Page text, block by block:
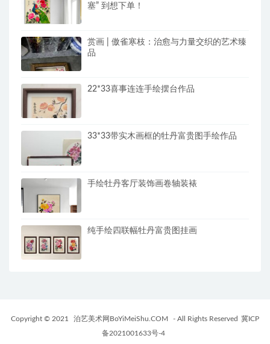
塞” 到想下单！
赏画 | 傲雀寒枝：治愈与力量交织的艺术臻
品
22*33喜事连连手绘摆台作品
33*33带实木画框的牡丹富贵图手绘作品
手绘牡丹客厅装饰画卷轴装裱
纯手绘四联幅牡丹富贵图挂画
Copyright © 2021 泊艺美术网BoYiMeiShu.COM - All Rights Reserved 冀ICP
备2021001633号-4